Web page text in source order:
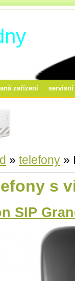
zařízení servisní
» telefony »
s
SIP